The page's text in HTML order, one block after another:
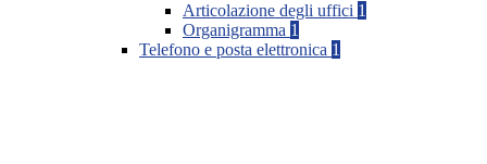
Articolazione degli uffici 1
Organigramma 1
Telefono e posta elettronica 1